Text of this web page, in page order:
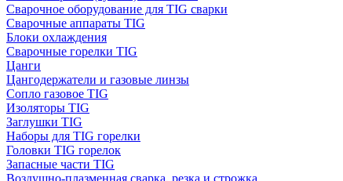
Сварочное оборудование для TIG сварки
Сварочные аппараты TIG
Блоки охлаждения
Сварочные горелки TIG
Цанги
Цангодержатели и газовые линзы
Сопло газовое TIG
Изоляторы TIG
Заглушки TIG
Наборы для TIG горелки
Головки TIG горелок
Запасные части TIG
Воздушно-плазменная сварка, резка и строжка